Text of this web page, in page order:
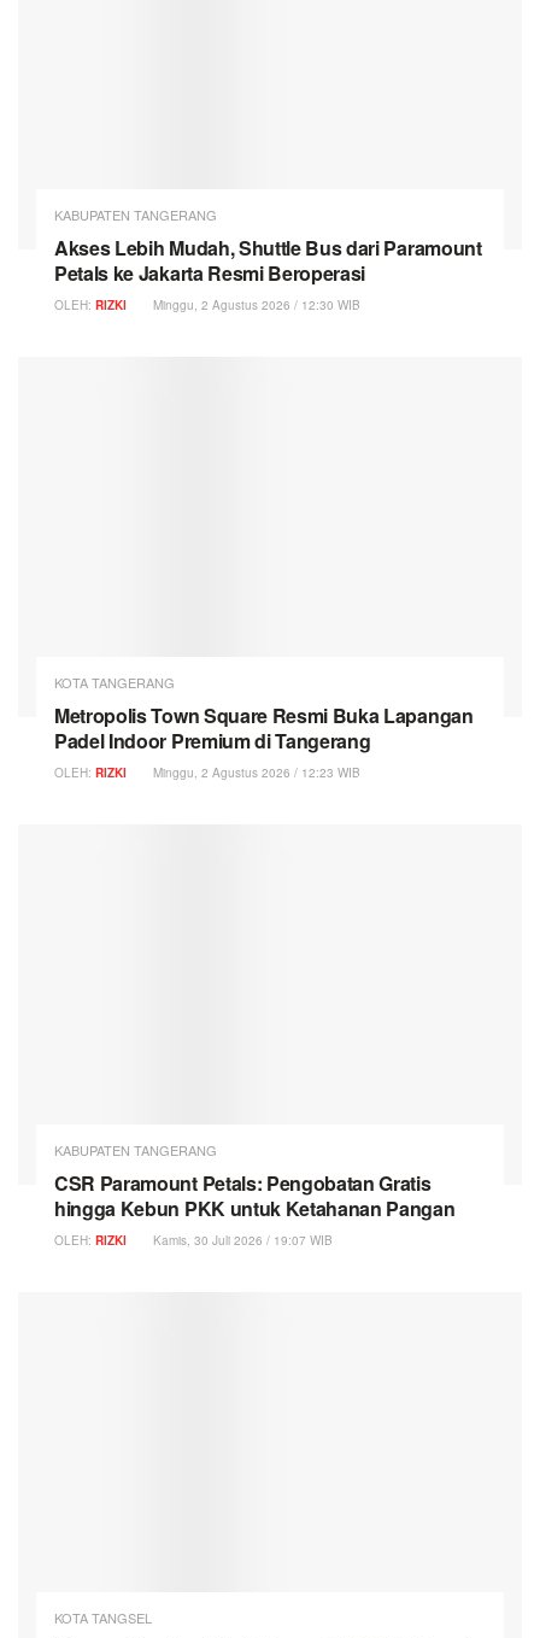
KABUPATEN TANGERANG
Akses Lebih Mudah, Shuttle Bus dari Paramount
Petals ke Jakarta Resmi Beroperasi
OLEH: RIZKI Minggu, 2 Agustus 2026 / 12:30 WIB
KOTA TANGERANG
Metropolis Town Square Resmi Buka Lapangan
Padel Indoor Premium di Tangerang
OLEH: RIZKI Minggu, 2 Agustus 2026 / 12:23 WIB
KABUPATEN TANGERANG
CSR Paramount Petals: Pengobatan Gratis
hingga Kebun PKK untuk Ketahanan Pangan
OLEH: RIZKI Kamis, 30 Juli 2026 / 19:07 WIB
KOTA TANGSEL